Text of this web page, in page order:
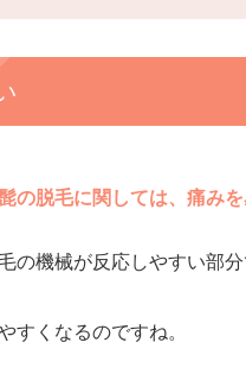
の脱毛に関しては、痛み
の機械が反応しやすい部
すくなるのですね。